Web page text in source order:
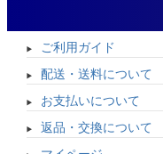
ご利用ガイド
配送・送料について
お支払いについて
返品・交換について